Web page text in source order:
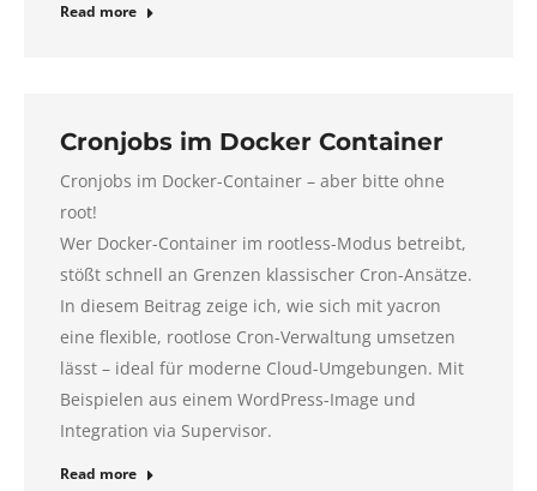
Read more
Cronjobs im Docker Container
Cronjobs im Docker-Container – aber bitte ohne
root!
Wer Docker-Container im rootless-Modus betreibt,
stößt schnell an Grenzen klassischer Cron-Ansätze.
In diesem Beitrag zeige ich, wie sich mit yacron
eine flexible, rootlose Cron-Verwaltung umsetzen
lässt – ideal für moderne Cloud-Umgebungen. Mit
Beispielen aus einem WordPress-Image und
Integration via Supervisor.
Read more